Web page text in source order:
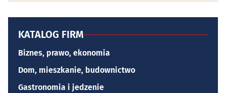
KATALOG FIRM
Biznes, prawo, ekonomia
Dom, mieszkanie, budownictwo
Gastronomia i jedzenie